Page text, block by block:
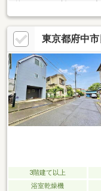
貫く、一枚の絵画のよ
なスケルトン階段と透
性を実現そんな、知的
大なバルコニーは、瑞
クチュアリ。そこにあ
詩情を宿した、真にラ
的な量がもたらす優雅
東京都府中
3階建て以上
浴室乾燥機